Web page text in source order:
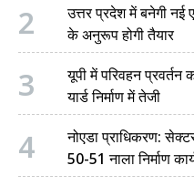
2
उत्तर प्रदेश में बनेगी
के अनुरूप होगी तैयार
3
यूपी में परिवहन
यार्ड निर्माण में तेजी
4
नोएडा प्राधिकरण:
50-51 नाला निर्माण